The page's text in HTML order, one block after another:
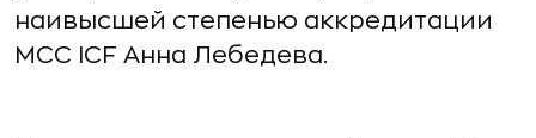
наивысшей степенью аккредитации
MCC ICF Анна Лебедева.